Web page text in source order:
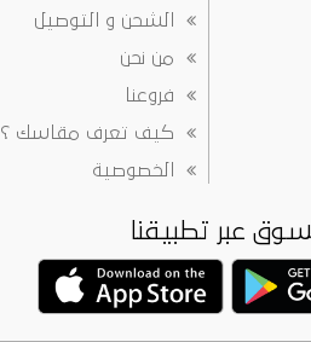
الشحن و التوصيل
من نحن
فروعنا
كيف تعرف مقاسك ؟
الخصوصية
عبر تطبيقنا